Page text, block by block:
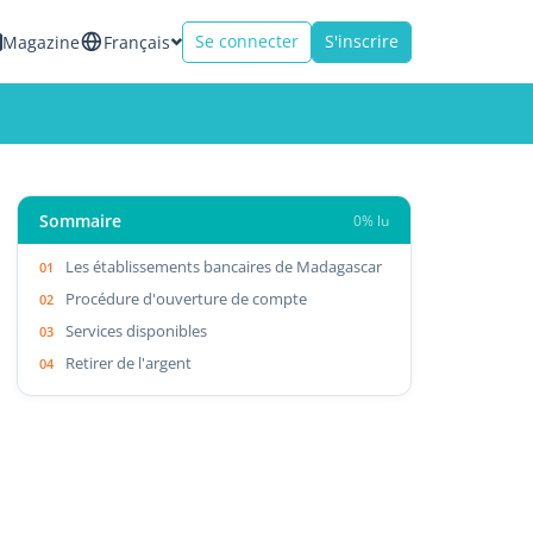
Magazine Français Se connecter S'inscrire
Sommaire 0% lu
Les établissements bancaires de Madagascar
Procédure d'ouverture de compte
Services disponibles
Retirer de l'argent